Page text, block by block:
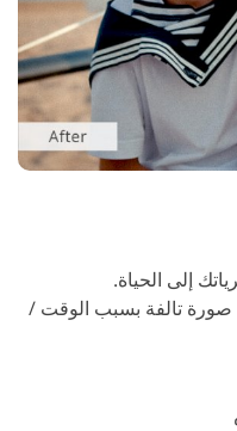
إلى الحياة.
صورة تالفة بسبب الوقت /